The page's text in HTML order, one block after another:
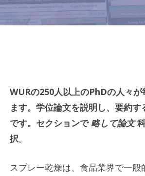
WURの250人以上のPhDの人々
ます。学位論文を説明し、要約す
です。セクションで 略して論文
択。
スプレー乾燥は、食品業界で一般